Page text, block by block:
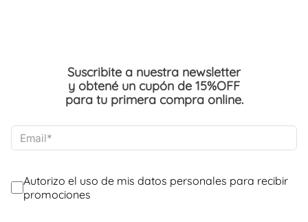
Suscribite a nuestra newsletter
y obtené un cupón de 15%OFF
para tu primera compra online.